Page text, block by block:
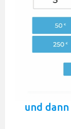
und